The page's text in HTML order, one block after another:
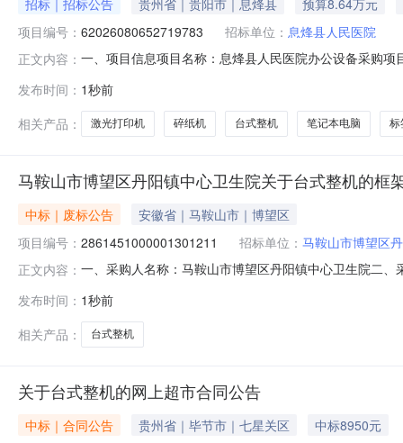
招标｜招标公告 贵州省｜贵阳市｜息烽县
预算8.64万元
项目编号： 62026080652719783 招标单位： 息烽县人民医院
正文内容： 一、项目信息项目名称：息烽县人民医院办公设备采购
笔记本电脑;采购人需求描述:-;次要参数要求:主要参数:
发布时间： 1秒前
相关产品：
激光打印机 碎纸机 台式整机 笔记本电脑 标
马鞍山市博望区丹阳镇中心卫生院关于台式整机的框
中标｜废标公告
安徽省｜马鞍山市｜博望区
项目编号： 2861451000001301211 招标单位： 马鞍山市博望区
正文内容： 一、采购人名称：马鞍山市博望区丹阳镇中心卫生院二
式1、采购人名称：马鞍山市博望区丹阳镇中心卫生院地
发布时间： 1秒前
相关产品：
台式整机
关于台式整机的网上超市合同公告
中标｜合同公告 贵州省｜毕节市｜七星关区
中标8950元